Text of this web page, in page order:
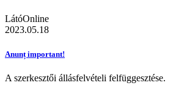
LátóOnline
2023.05.18
Anunț important!
A szerkesztői állásfelvételi felfüggesztése.